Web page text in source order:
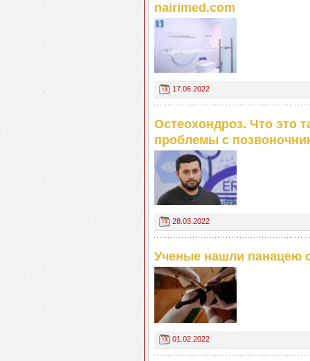
nairimed.com
17.06.2022
Остеохондроз. Что это
проблемы с
28.03.2022
Ученые нашли панацею
01.02.2022